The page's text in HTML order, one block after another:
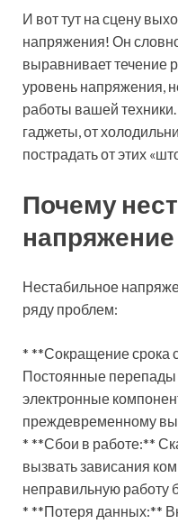
И вот тут на сцену
напряжения! Он
выравнивает течение
уровень напряжения,
работы вашей
гаджеты, от
пострадать от этих
Почему
Нестабильное
ряду проблем:
* **Сокращение срока
Постоянные
электронные
преждевременному
* **Сбои в работе:**
вызвать зависания
неправильную работу
* **Потеря данных:**